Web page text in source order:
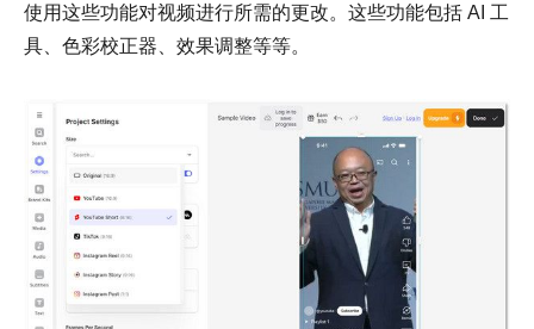
使用这些功能对视频进行所需的更改。这些功能包括 AI 工
具、色彩校正器、效果调整等等。